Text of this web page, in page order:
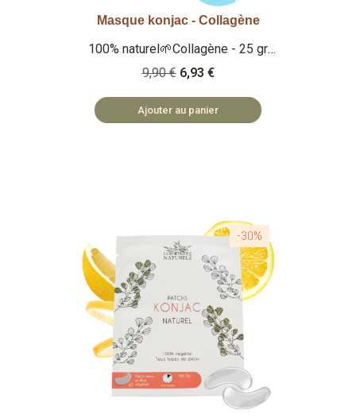
Aperçu rapide
Masque konjac - Collagène
100% naturel🌱Collagène - 25 gr
Qu'est ce que c'est ? Un masque au
konjac 100% naturel à l'extrait de
collagène. 🏡 MASQUE FABRIQUÉ
EN PRC ♻️ MASQUE
BIODÉGRADABLE
9,90 € 6,93 €
Ajouter au panier
-30%